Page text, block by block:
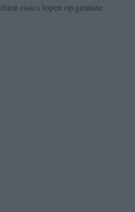
risico lopen op gemiste